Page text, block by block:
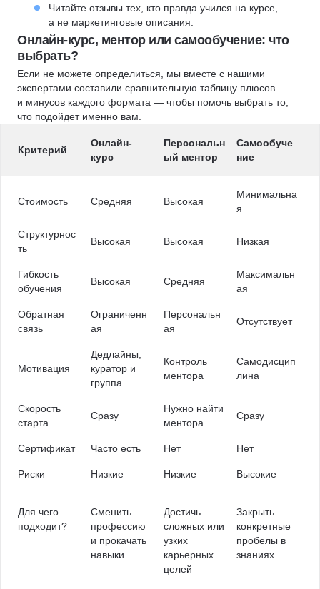
Читайте отзывы тех, кто правда учился на курсе,
а не маркетинговые описания.
Онлайн-курс, ментор или самообучение: что
выбрать?
Если не можете определиться, мы вместе с нашими
экспертами составили сравнительную таблицу плюсов
и минусов каждого формата — чтобы помочь выбрать то,
что подойдет именно вам.
Критерий
Онлайн-
курс
Персональн
ый ментор
Самообуче
ние
Стоимость Средняя Высокая
Минимальна
я
Структурнос
ть
Высокая Высокая Низкая
Гибкость
обучения
Высокая Средняя
Максимальн
ая
Обратная
связь
Ограниченн
ая
Персональн
ая
Отсутствует
Мотивация
Дедлайны,
куратор и
группа
Контроль
ментора
Самодисцип
лина
Скорость
старта
Сразу
Нужно найти
ментора
Сразу
Сертификат Часто есть Нет Нет
Риски Низкие Низкие Высокие
Для чего
подходит?
Сменить
профессию
и прокачать
навыки
Достичь
сложных или
узких
карьерных
целей
Закрыть
конкретные
пробелы в
знаниях